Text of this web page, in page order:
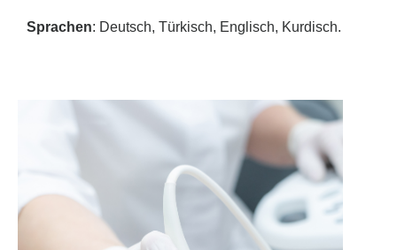
Sprachen: Deutsch, Türkisch, Englisch, Kurdisch.